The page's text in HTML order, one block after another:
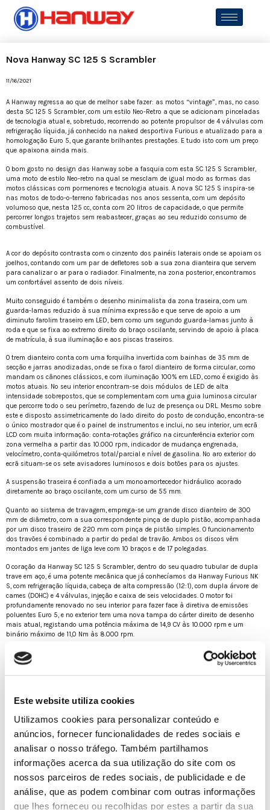
Este website utiliza cookies
Utilizamos cookies para personalizar conteúdo e
anúncios, fornecer funcionalidades de redes sociais e
analisar o nosso tráfego. Também partilhamos
informações acerca da sua utilização do site com os
nossos parceiros de redes sociais, de publicidade e de
análise, que as podem combinar com outras informações
que lhes forneceu ou recolhidas por estes a partir da sua
Nova Hanway SC 125 S Scrambler
11/16/2021
A Hanway regressa ao que de melhor sabe fazer: as motos “vintage”, mas, no caso
desta SC 125 S Scrambler, com um estilo Neo-Retro a que se adicionam pinceladas
de tecnologia atual e, sobretudo, recorrendo ao potente propulsor de 4 válvulas com
refrigeração líquida, já conhecido na naked desportiva Furious e atualizado para a
homologação Euro 5, que garante brilhantes prestações. E tudo isto com um preço
que apaixona ainda mais.
O bom gosto no design das Hanway sobe a fasquia com esta SC 125 S Scrambler,
uma moto de estilo Neo-retro na qual se mesclam de igual modo as formas das
motos clássicas com pormenores e tecnologia atuais. A nova SC 125 S inspira-se
nas motos de todo-o-terreno fabricadas nos anos sessenta, com um depósito
volumoso que, nesta 125 cc, conta com 20 litros de capacidade, o que permite
percorrer longos trajetos sem reabastecer, graças ao seu reduzido consumo de
combustível.
A cor do depósito contrasta com o cinzento dos painéis laterais onde se apoiam os
joelhos, contando com um par de defletores sob a sua zona dianteira que servem
para canalizar o ar para o radiador. Finalmente, na zona posterior, encontramos
um confortável assento de dois níveis.
Muito conseguido é também o desenho minimalista da zona traseira, com um
guarda-lamas reduzido à sua mínima expressão e que serve de apoio a um
diminuto farolim traseiro em LED, bem como um segundo guarda-lamas junto à
roda e que se fixa ao extremo direito do braço oscilante, servindo de apoio à placa
de matrícula, à sua iluminação e aos piscas traseiros.
O trem dianteiro conta com uma forquilha invertida com bainhas de 35 mm de
secção e jarras anodizadas, onde se fixa o farol dianteiro de forma circular, como
mandam os cânones clássicos, e com iluminação 100% em LED, como é exigido às
motos atuais. No seu interior encontram-se dois módulos de LED de alta
intensidade sobrepostos, que se complementam com uma guia luminosa circular
que percorre todo o seu perímetro, fazendo de luz de presença ou DRL. Mesmo sobre
este e disposto assimetricamente do lado direito do posto de condução, encontra-se
o único mostrador que é o painel de instrumentos e inclui, no seu interior, um ecrã
LCD com muita informação: conta-rotações gráfico na circunferência exterior com
zona vermelha a partir das 10.000 rpm, indicador de mudança engrenada,
velocímetro, conta-quilómetros total/parcial e nível de gasolina. No aro exterior do
ecrã situam-se os sete avisadores luminosos e dois botões para os ajustes.
A suspensão traseira é confiada a um monoamortecedor hidráulico acorado
diretamente ao braço oscilante, com um curso de 55 mm.
Quanto ao sistema de travagem, emprega-se um grande disco dianteiro de 300
mm de diâmetro, com a sua correspondente pinça de duplo pistão, acompanhada
por um disco traseiro de 220 mm com pinça de pistão simples. O funcionamento
dos travões é combinado a partir do pedal de travão. Ambos os discos vêm
montados em jantes de liga leve com 10 braços e de 17 polegadas.
O coração da Hanway SC 125 S Scrambler, dentro do seu quadro tubular de dupla
trave em aço, é uma potente mecânica que já conhecíamos da Hanway Furious NK
S, com refrigeração líquida, cabeça de alta compressão (12:1), com dupla árvore de
cames (DOHC) e 4 válvulas, injeção e caixa de seis velocidades. O motor foi
profundamente renovado no seu interior para fazer face à diretiva de emissões
poluentes Euro 5, e no exterior tem uma nova tampa do cárter direito de desenho
mais atual, registando uma potência máxima de 14,9 CV às 10.000 rpm e um
binário máximo de 11,0 Nm às 8.000 rpm.
A nova SC 125 S Scrambler começou a sua distribuição através da rede de pontos
de venda em Portugal, sendo disponibilizada a um irresistível preço de lançamento
MOTOR
Monocilíndrico a quatro tempos,
refrigeração líquida, DOHC, quatro válvulas
e arranque elétrico
Diâmetro x curso 58×47 mm